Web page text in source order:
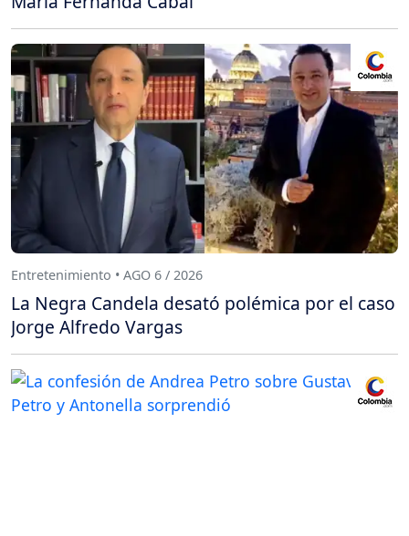
Entretenimiento • AGO 6 / 2026
La Negra Candela desató polémica por el caso
Jorge Alfredo Vargas